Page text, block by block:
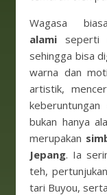
Wagasa
alami seperti
sehingga bisa
warna dan
artistik,
bukan hanya
merupakan
Jepang. Ia
teh,
tari Buyou,